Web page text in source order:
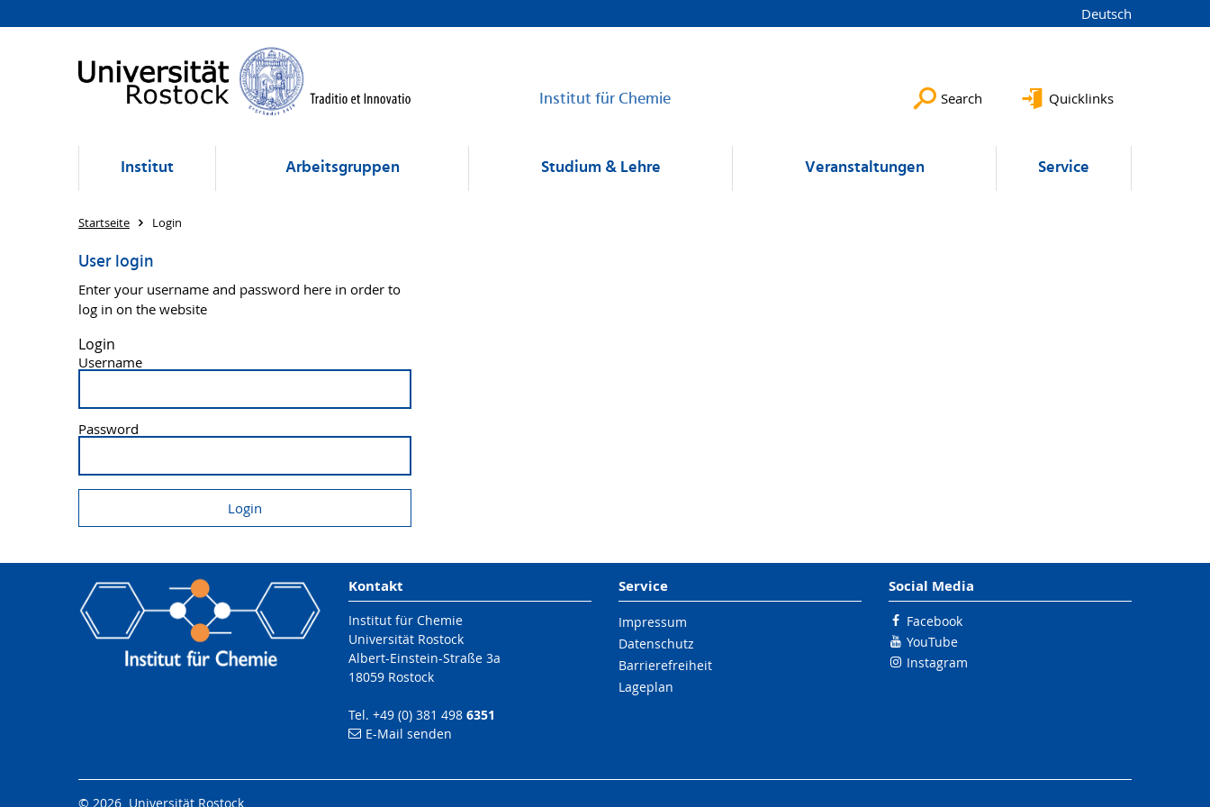
Deutsch
Institut für Chemie Search Quicklinks
Institut Arbeitsgruppen Studium & Lehre Veranstaltungen Service
Startseite Login
User login
Enter your username and password here in order to
log in on the website
Login
Username
Password
Kontakt
Institut für Chemie
Universität Rostock
Albert-Einstein-Straße 3a
18059 Rostock
Tel. +49 (0) 381 498 6351
E-Mail senden
Service
Impressum
Datenschutz
Barrierefreiheit
Lageplan
Social Media
Facebook
YouTube
Instagram
© 2026 Universität Rostock